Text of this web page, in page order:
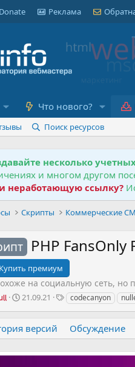
Donate Реклама
Что нового?
Поиск ресурсов
несколько
и многом другом
неработающую ссылку?
Скрипты Коммерческие
ресурса
PHP
Купить премиум
на социальную сеть, но
Д
а
с
о
21.09.21
Т codecanyon
версий Обсуждение